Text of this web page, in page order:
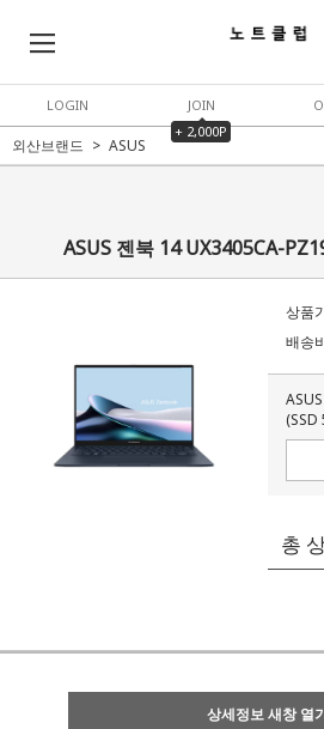
LOGIN
JOIN
+ 2,000P
외산브랜드 ASUS
ASUS 젠북 14 UX3405CA-
상품
배송
(SSD
총
상세정보 새창 열